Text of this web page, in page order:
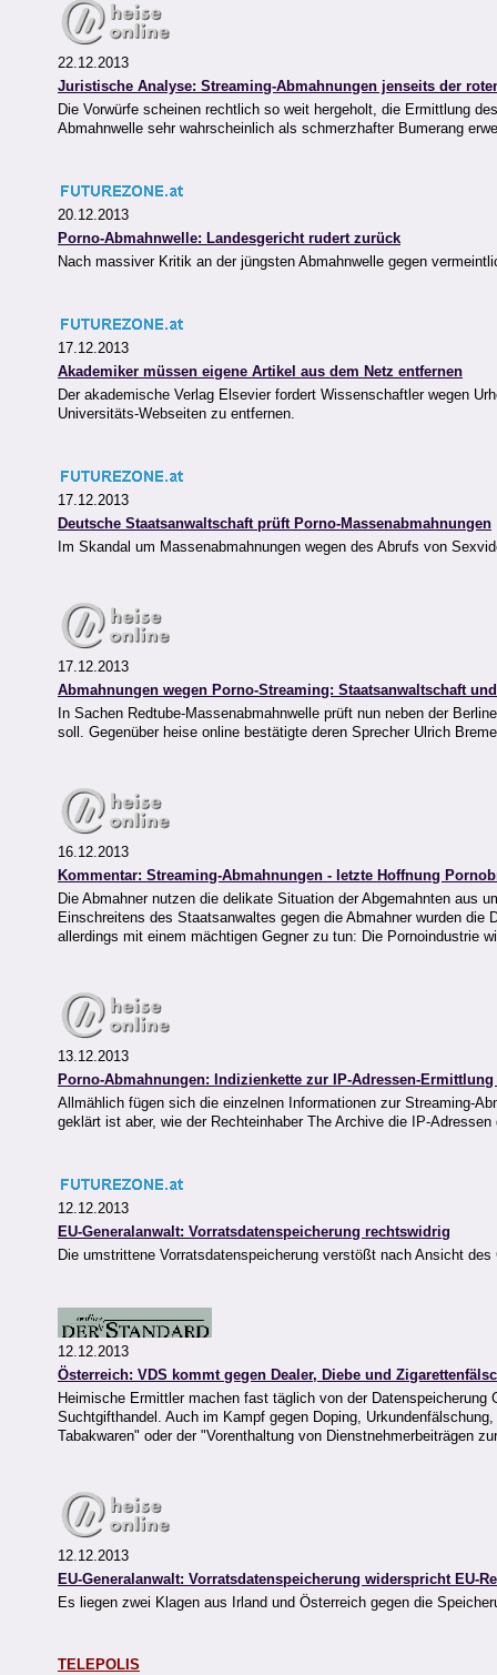
22.12.2013
Juristische Analyse: Streaming-Abmahnungen jenseits der
Die Vorwürfe scheinen rechtlich so weit hergeholt, die Ermittlung
Abmahnwelle sehr wahrscheinlich als schmerzhafter Bumerang
20.12.2013
Porno-Abmahnwelle: Landesgericht rudert zurück
Nach massiver Kritik an der jüngsten Abmahnwelle gegen
17.12.2013
Akademiker müssen eigene Artikel aus dem Netz entfernen
Der akademische Verlag Elsevier fordert Wissenschaftler wegen
Universitäts-Webseiten zu entfernen.
17.12.2013
Deutsche Staatsanwaltschaft prüft Porno-Massenabmahnungen
Im Skandal um Massenabmahnungen wegen des Abrufs von
17.12.2013
Abmahnungen wegen Porno-Streaming: Staatsanwaltschaft
In Sachen Redtube-Massenabmahnwelle prüft nun neben der
soll. Gegenüber heise online bestätigte deren Sprecher Ulrich
16.12.2013
Kommentar: Streaming-Abmahnungen - letzte Hoffnung
Die Abmahner nutzen die delikate Situation der Abgemahnten aus
Einschreitens des Staatsanwaltes gegen die Abmahner wurden
allerdings mit einem mächtigen Gegner zu tun: Die Pornoindustrie
13.12.2013
Porno-Abmahnungen: Indizienkette zur IP-Adressen-
Allmählich fügen sich die einzelnen Informationen zur Streaming-
geklärt ist aber, wie der Rechteinhaber The Archive die IP-
12.12.2013
EU-Generalanwalt: Vorratsdatenspeicherung rechtswidrig
Die umstrittene Vorratsdatenspeicherung verstößt nach Ansicht
12.12.2013
Österreich: VDS kommt gegen Dealer, Diebe und
Heimische Ermittler machen fast täglich von der
Suchtgifthandel. Auch im Kampf gegen Doping,
Tabakwaren" oder der "Vorenthaltung von Dienstnehmerbeiträgen
12.12.2013
EU-Generalanwalt: Vorratsdatenspeicherung widerspricht EU-
Es liegen zwei Klagen aus Irland und Österreich gegen die
TELEPOLIS